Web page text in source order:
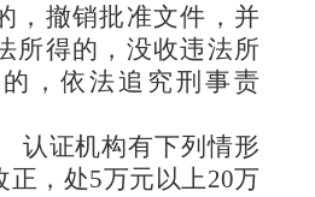
，撤销批准文件，并
所得的，没收违法所
，依法追究刑事责
认证机构有下列情形
正，处5万元以上20万